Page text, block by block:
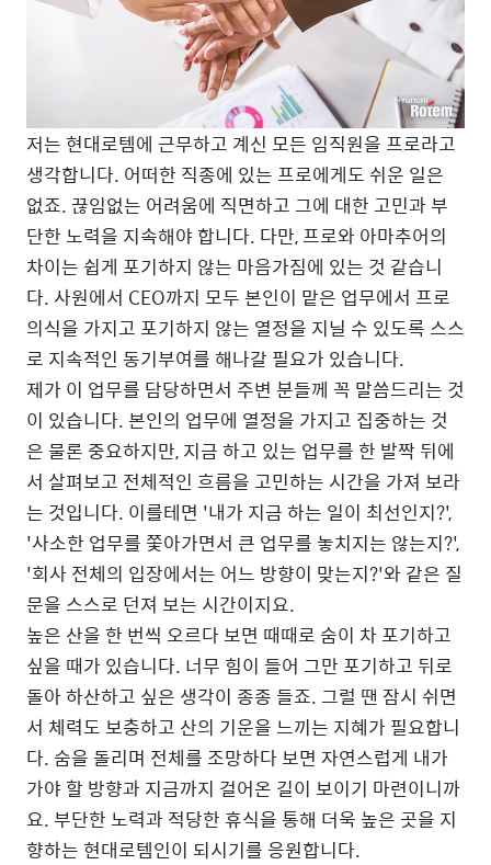
저는 현대로템에 근무하고 계신 모든 임직원을 프로라고
생각합니다. 어떠한 직종에 있는 프로에게도 쉬운 일은
없죠. 끊임없는 어려움에 직면하고 그에 대한 고민과 부
단한 노력을 지속해야 합니다. 다만, 프로와 아마추어의
차이는 쉽게 포기하지 않는 마음가짐에 있는 것 같습니
다. 사원에서 CEO까지 모두 본인이 맡은 업무에서 프로
의식을 가지고 포기하지 않는 열정을 지닐 수 있도록 스스
로 지속적인 동기부여를 해나갈 필요가 있습니다.
제가 이 업무를 담당하면서 주변 분들께 꼭 말씀드리는 것
이 있습니다. 본인의 업무에 열정을 가지고 집중하는 것
은 물론 중요하지만, 지금 하고 있는 업무를 한 발짝 뒤에
서 살펴보고 전체적인 흐름을 고민하는 시간을 가져 보라
는 것입니다. 이를테면 '내가 지금 하는 일이 최선인지?',
'사소한 업무를 쫓아가면서 큰 업무를 놓치지는 않는지?',
'회사 전체의 입장에서는 어느 방향이 맞는지?'와 같은 질
문을 스스로 던져 보는 시간이지요.
높은 산을 한 번씩 오르다 보면 때때로 숨이 차 포기하고
싶을 때가 있습니다. 너무 힘이 들어 그만 포기하고 뒤로
돌아 하산하고 싶은 생각이 종종 들죠. 그럴 땐 잠시 쉬면
서 체력도 보충하고 산의 기운을 느끼는 지혜가 필요합니
다. 숨을 돌리며 전체를 조망하다 보면 자연스럽게 내가
가야 할 방향과 지금까지 걸어온 길이 보이기 마련이니까
요. 부단한 노력과 적당한 휴식을 통해 더욱 높은 곳을 지
향하는 현대로템인이 되시기를 응원합니다.